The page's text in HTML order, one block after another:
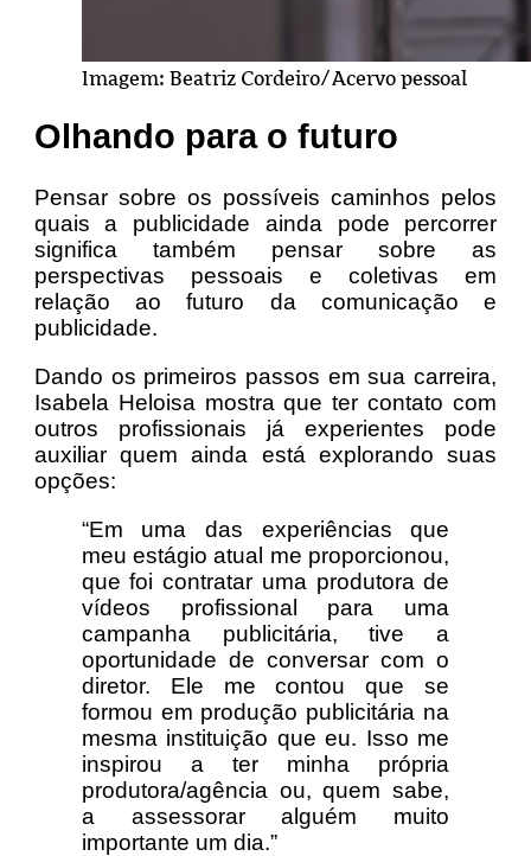
Imagem: Beatriz Cordeiro/Acervo pessoal
Olhando para o futuro
Pensar sobre os possíveis caminhos pelos
quais a publicidade ainda pode percorrer
significa também pensar sobre as
perspectivas pessoais e coletivas em
relação ao futuro da comunicação e
publicidade.
Dando os primeiros passos em sua carreira,
Isabela Heloisa mostra que ter contato com
outros profissionais já experientes pode
auxiliar quem ainda está explorando suas
opções:
“Em uma das experiências que
meu estágio atual me proporcionou,
que foi contratar uma produtora de
vídeos profissional para uma
campanha publicitária, tive a
oportunidade de conversar com o
diretor. Ele me contou que se
formou em produção publicitária na
mesma instituição que eu. Isso me
inspirou a ter minha própria
produtora/agência ou, quem sabe,
a assessorar alguém muito
importante um dia.”